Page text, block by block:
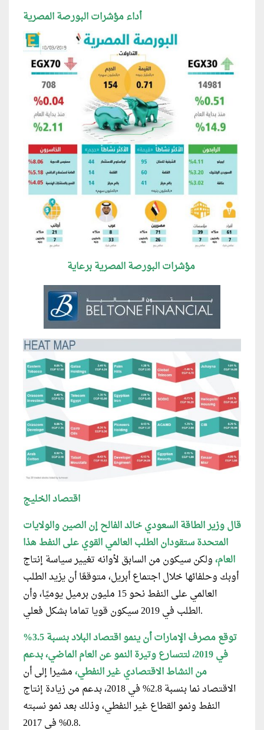
أداء مؤشرات البورصة المصرية
مؤشرات البورصة المصرية برعاية
اقتصاد الخليج
قال وزير الطاقة السعودي خالد الفالح إن الصين والولايات
المتحدة ستقودان الطلب العالمي القوي على النفط هذا
العام،ولكن سيكون من السابق لأوانه تغيير سياسة إنتاج
أوبك وحلفائها خلال اجتماع أبريل، متوقعًا أن يزيد الطلب
العالمي على النفط نحو 15 مليون برميل يوميًا، وأن
الطلب في 2019 سيكون قويا تماما بشكل فعلي.
توقع مصرف الإمارات أن ينمو اقتصاد البلاد بنسبة 3.5%
في 2019، لتتسارع وتيرة النمو عن العام الماضي، بدعم
من النشاط الاقتصادي غير النفطي،مشيرا إلى أن
الاقتصاد نما بنسبة 2.8% في 2018، بدعم من زيادة إنتاج
النفط ونمو القطاع غير النفطي، وذلك بعد نمو نسبته
0.8% في 2017.